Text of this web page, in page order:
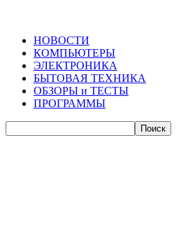
НОВОСТИ
КОМПЬЮТЕРЫ
ЭЛЕКТРОНИКА
БЫТОВАЯ ТЕХНИКА
ОБЗОРЫ и ТЕСТЫ
ПРОГРАММЫ
Поиск